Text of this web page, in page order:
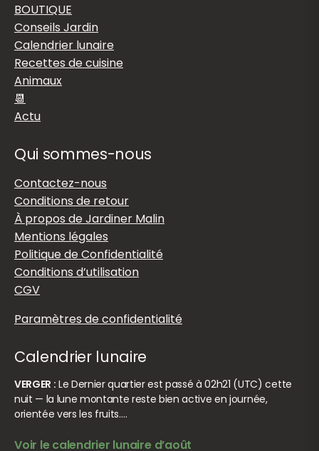
BOUTIQUE
Conseils Jardin
Calendrier lunaire
Recettes de cuisine
Animaux
📆
Actu
Qui sommes-nous
Contactez-nous
Conditions de retour
À propos de Jardiner Malin
Mentions légales
Politique de Confidentialité
Conditions d’utilisation
CGV
Paramètres de confidentialité
Calendrier lunaire
VERGER : Le Dernier quartier est passé à 02h21 (UTC) cette
nuit — la lune montante reste bien active en journée,
orientée vers les fruits.…
Voir le calendrier lunaire d’août